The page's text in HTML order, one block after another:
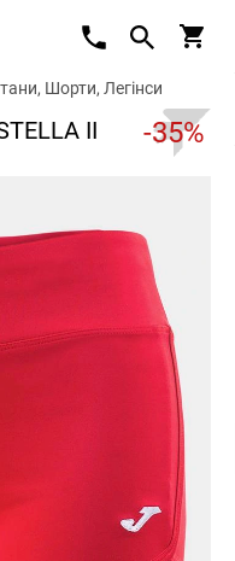
Шорти, Легінси
II -35%